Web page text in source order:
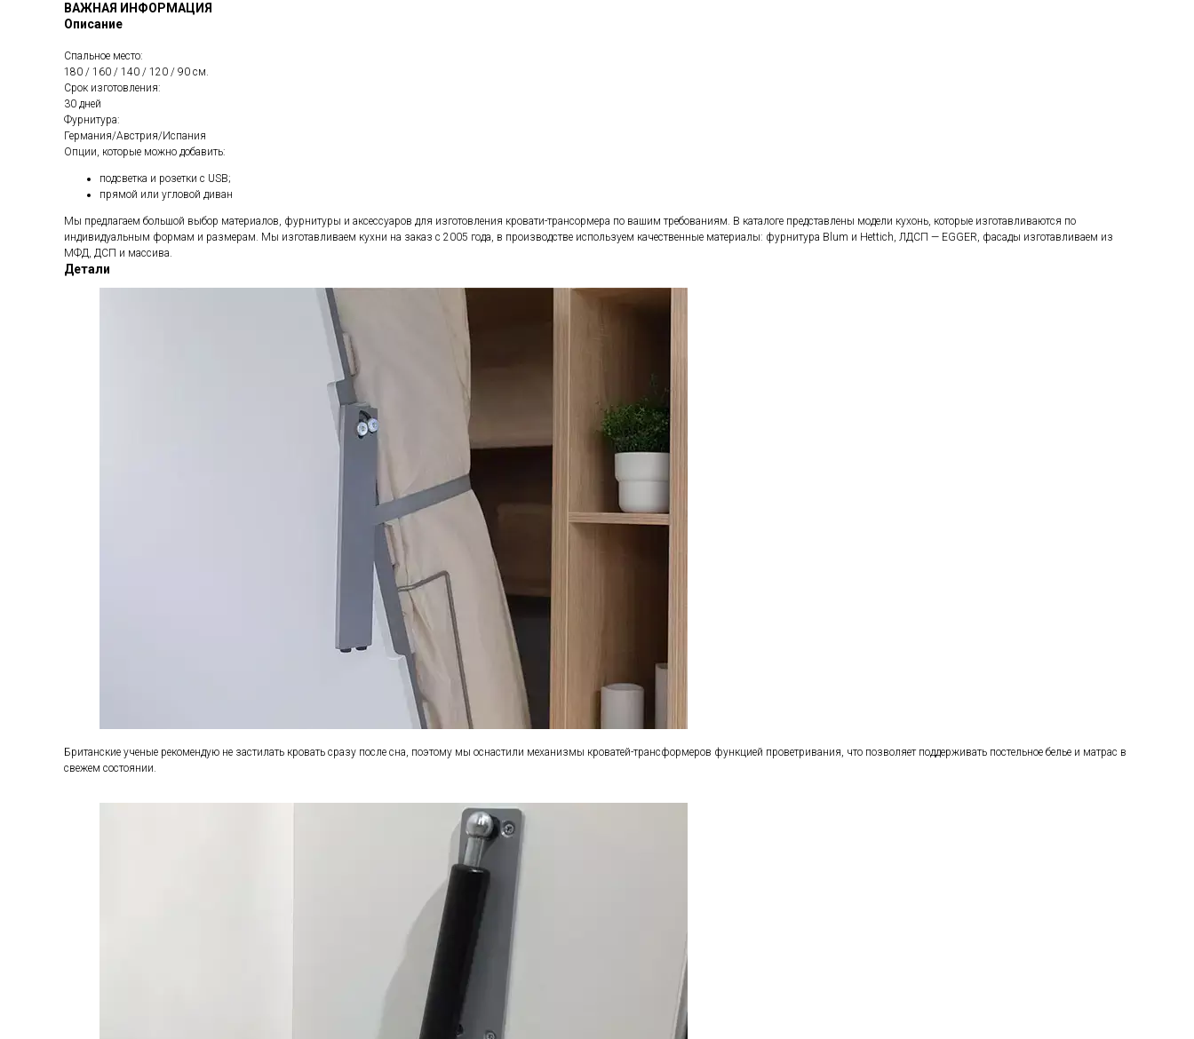
ВАЖНАЯ ИНФОРМАЦИЯ
Описание
Спальное место:
180 / 160 / 140 / 120 / 90 см.
Срок изготовления:
30 дней
Фурнитура:
Германия/Австрия/Испания
Опции, которые можно добавить:
подсветка и розетки с USB;
прямой или угловой диван
Мы предлагаем большой выбор материалов, фурнитуры и аксессуаров для изготовления кровати-трансормера по вашим требованиям. В каталоге представлены модели кухонь, которые изготавливаются по
индивидуальным формам и размерам. Мы изготавливаем кухни на заказ с 2005 года, в производстве используем качественные материалы: фурнитура Blum и Hettich, ЛДСП — EGGER, фасады изготавливаем из
МФД, ДСП и массива.
Детали
Британские ученые рекомендую не застилать кровать сразу после сна, поэтому мы оснастили механизмы кроватей-трансформеров функцией проветривания, что позволяет поддерживать постельное белье и матрас в
свежем состоянии.